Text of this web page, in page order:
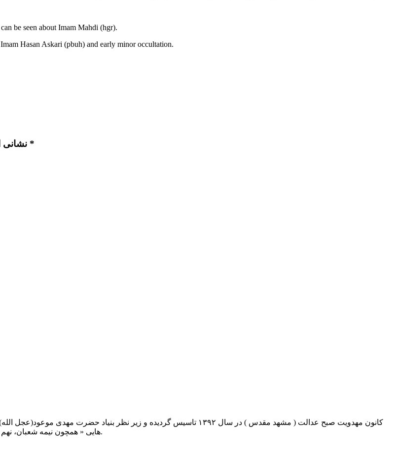
be seen about Imam Mahdi (hgr).
Hasan Askari (pbuh) and early minor occultation.
نشانی ایمیل شما منتشر نخواهد شد. بخش‌های موردنیاز علامت‌گذاری شده‌اند *
کانون مهدویت صبح عدالت ( مشهد مقدس ) در سال ۱۳۹۲ تاسیس گردیده و زیر نظر
هایی « همچون نیمه شعبان، نهم ربیع جهت امامت حضرت، احیا و شب زنده داری مهدوی» توفیق خدمت داشته است.